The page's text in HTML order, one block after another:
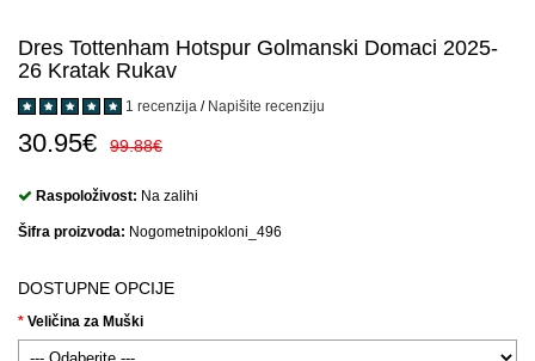
Dres Tottenham Hotspur Golmanski Domaci 2025-
26 Kratak Rukav
1 recenzija / Napišite recenziju
30.95€ 99.88€
Raspoloživost: Na zalihi
Šifra proizvoda: Nogometnipokloni_496
DOSTUPNE OPCIJE
Veličina za Muški